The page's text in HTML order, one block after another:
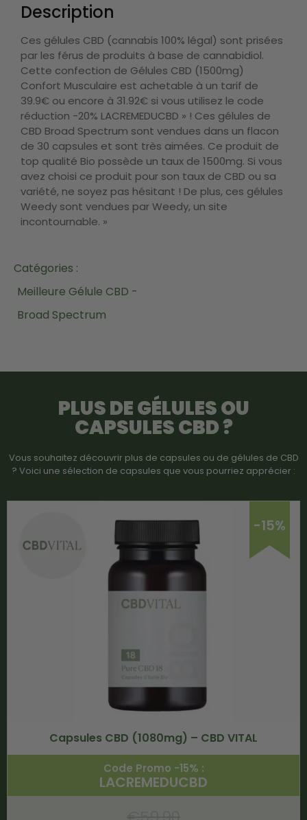
Description
Ces gélules CBD (cannabis 100% légal) sont prisées
par les férus de produits à base de cannabidiol.
Cette confection de Gélules CBD (1500mg)
Confort Musculaire est achetable à un tarif de
39.9€ ou encore à 31.92€ si vous utilisez le code
réduction -20% LACREMEDUCBD » ! Ces gélules de
CBD Broad Spectrum sont vendues dans un flacon
de 30 capsules et sont très aimées. Ce produit de
top qualité Bio possède un taux de 1500mg. Si vous
avez choisi ce produit pour son taux de CBD ou sa
variété, ne soyez pas hésitant ! De plus, ces gélules
Weedy sont vendues par Weedy, un site
incontournable. »
Catégories :
Meilleure Gélule CBD -
Broad Spectrum
PLUS DE GÉLULES OU
CAPSULES CBD ?
Vous souhaitez découvrir plus de capsules ou de gélules de CBD
? Voici une sélection de capsules que vous pourriez apprécier :
-15%
Capsules CBD (1080mg) – CBD VITAL
Code Promo -15% :
LACREMEDUCBD